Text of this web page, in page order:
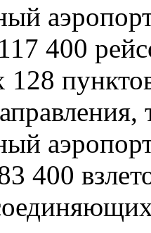
400
400